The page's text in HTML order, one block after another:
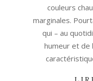
couleurs
marginales.
qui – au
humeur et de